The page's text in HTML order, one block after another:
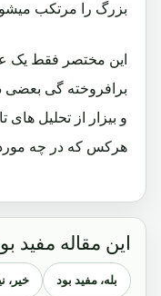
بزرگ را مرتکب
این مختصر فقط
برافروخته گی بعضی
و بیزار از تحلیل های
هرکس که در چه مورد
این مقاله مفید
بله، مفید بود خیر،